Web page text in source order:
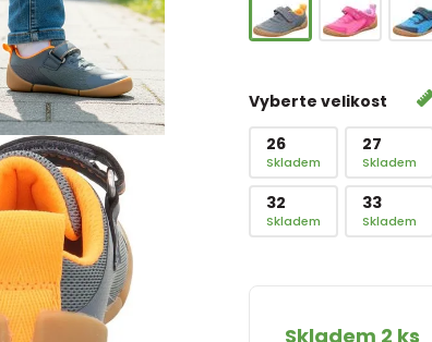
Vyberte velikost
26
Skladem
27
Skladem
32
Skladem
33
Skladem
Skladem 2 ks